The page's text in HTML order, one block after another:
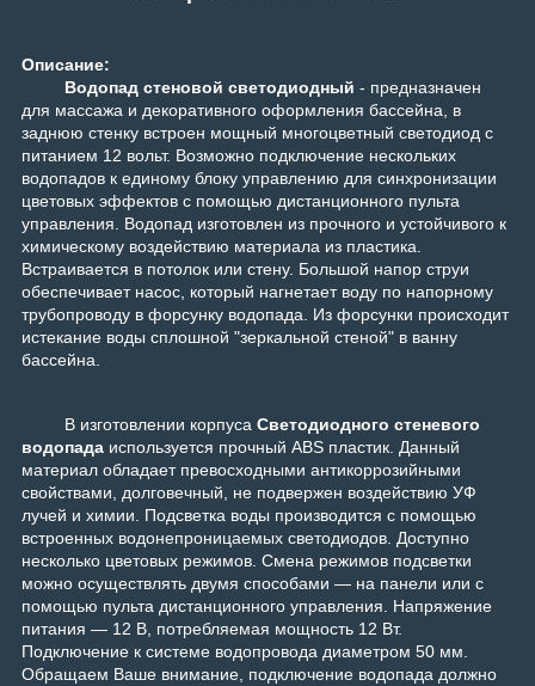
Описание:
Водопад стеновой светодиодный - предназначен
для массажа и декоративного оформления бассейна, в
заднюю стенку встроен мощный многоцветный светодиод с
питанием 12 вольт. Возможно подключение нескольких
водопадов к единому блоку управлению для синхронизации
цветовых эффектов с помощью дистанционного пульта
управления. Водопад изготовлен из прочного и устойчивого к
химическому воздействию материала из пластика.
Встраивается в потолок или стену. Большой напор струи
обеспечивает насос, который нагнетает воду по напорному
трубопроводу в форсунку водопада. Из форсунки происходит
истекание воды сплошной "зеркальной стеной" в ванну
бассейна.
В изготовлении корпуса Светодиодного стеневого
водопада используется прочный ABS пластик. Данный
материал обладает превосходными антикоррозийными
свойствами, долговечный, не подвержен воздействию УФ
лучей и химии. Подсветка воды производится с помощью
встроенных водонепроницаемых светодиодов. Доступно
несколько цветовых режимов. Смена режимов подсветки
можно осуществлять двумя способами — на панели или с
помощью пульта дистанционного управления. Напряжение
питания — 12 В, потребляемая мощность 12 Вт.
Подключение к системе водопровода диаметром 50 мм.
Обращаем Ваше внимание, подключение водопада должно